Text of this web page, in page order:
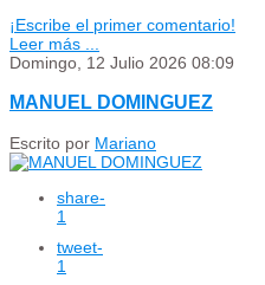
¡Escribe el primer comentario!
Leer más ...
Domingo, 12 Julio 2026 08:09
MANUEL DOMINGUEZ
Escrito por Mariano
share-
1
tweet-
1